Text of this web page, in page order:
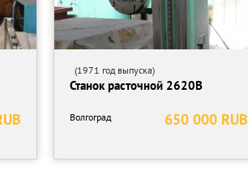
(1971 год выпуска)
Станок расточной 2620В
650 000 RUB
Волгоград